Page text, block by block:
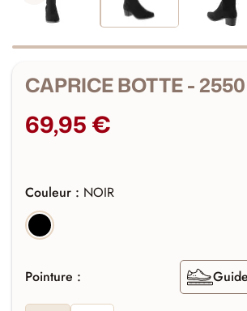
CAPRICE BOTTE -
69,95 €
Couleur : NOIR
NOIR
Pointure :